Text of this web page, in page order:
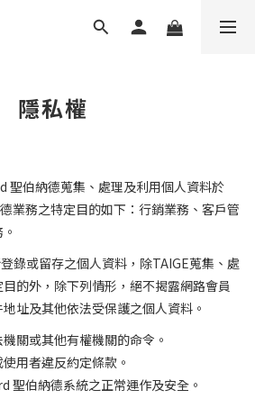
隱私權
聖伯納德蒐集、處理及利用個人資料於
業務之特定目的如下：行銷業務、客戶管
錄或留存之個人資料，除TAIGE蒐集、處
的外，除下列情形，絕不揭露網路會員
址及其他依法受保護之個人資料。
關或其他有權機關的命令。
用者違反約定條款。
聖伯納德系統之正常運作及安全。